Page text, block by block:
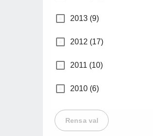
2013 (9)
2012 (17)
2011 (10)
2010 (6)
Rensa val